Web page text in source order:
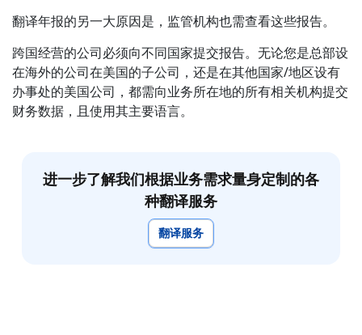
翻译年报的另一大原因是，监管机构也需查看这些报告。
跨国经营的公司必须向不同国家提交报告。无论您是总部设
在海外的公司在美国的子公司，还是在其他国家/地区设有
办事处的美国公司，都需向业务所在地的所有相关机构提交
财务数据，且使用其主要语言。
进一步了解我们根据业务需求量身定制的各
种翻译服务
翻译服务